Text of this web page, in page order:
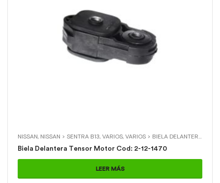
NISSAN, NISSAN > SENTRA B13,VARIOS,VARIOS > BIELA DELANTERA TENSOR MOTOR
Biela Delantera Tensor Motor Cod: 2-12-1470
LEER MÁS